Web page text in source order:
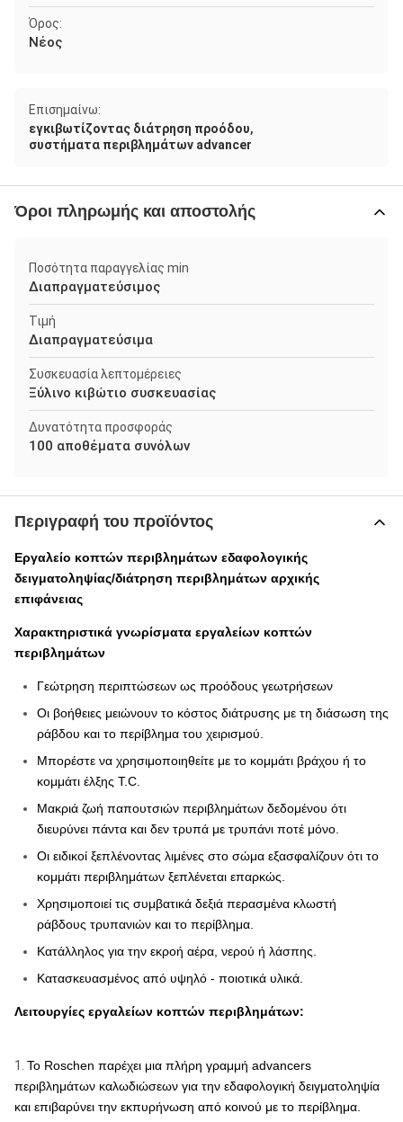
Όρος:
Νέος
Επισημαίνω:
εγκιβωτίζοντας διάτρηση προόδου,
συστήματα περιβλημάτων advancer
Όροι πληρωμής και αποστολής
Ποσότητα παραγγελίας min
Διαπραγματεύσιμος
Τιμή
Διαπραγματεύσιμα
Συσκευασία λεπτομέρειες
Ξύλινο κιβώτιο συσκευασίας
Δυνατότητα προσφοράς
100 αποθέματα συνόλων
Περιγραφή του προϊόντος
Εργαλείο κοπτών περιβλημάτων εδαφολογικής
δειγματοληψίας/διάτρηση περιβλημάτων αρχικής
επιφάνειας
Χαρακτηριστικά γνωρίσματα εργαλείων κοπτών
περιβλημάτων
Γεώτρηση περιπτώσεων ως προόδους γεωτρήσεων
Οι βοήθειες μειώνουν το κόστος διάτρυσης με τη διάσωση της
ράβδου και το περίβλημα του χειρισμού.
Μπορέστε να χρησιμοποιηθείτε με το κομμάτι βράχου ή το
κομμάτι έλξης T.C.
Μακριά ζωή παπουτσιών περιβλημάτων δεδομένου ότι
διευρύνει πάντα και δεν τρυπά με τρυπάνι ποτέ μόνο.
Οι ειδικοί ξεπλένοντας λιμένες στο σώμα εξασφαλίζουν ότι το
κομμάτι περιβλημάτων ξεπλένεται επαρκώς.
Χρησιμοποιεί τις συμβατικά δεξιά περασμένα κλωστή
ράβδους τρυπανιών και το περίβλημα.
Κατάλληλος για την εκροή αέρα, νερού ή λάσπης.
Κατασκευασμένος από υψηλό - ποιοτικά υλικά.
Λειτουργίες εργαλείων κοπτών περιβλημάτων:
1. Το Roschen παρέχει μια πλήρη γραμμή advancers
περιβλημάτων καλωδιώσεων για την εδαφολογική δειγματοληψία
και επιβαρύνει την εκπυρήνωση από κοινού με το περίβλημα.